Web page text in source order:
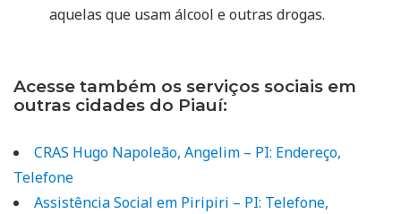
aquelas que usam álcool e outras drogas.
Acesse também os serviços sociais em
outras cidades do Piauí:
CRAS Hugo Napoleão, Angelim – PI: Endereço,
Telefone
Assistência Social em Piripiri – PI: Telefone,